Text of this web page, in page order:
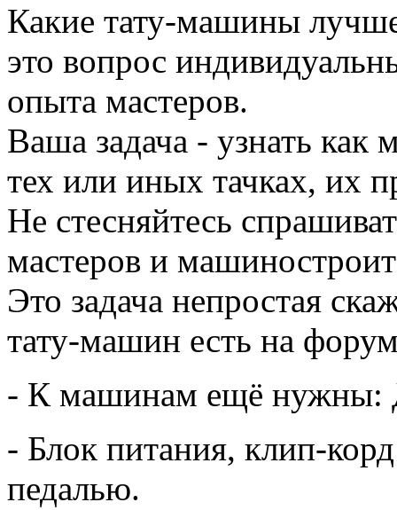
Какие тату-машины
это вопрос
опыта мастеров.
Ваша задача - узнать
тех или иных тачках, их
Не стесняйтесь
мастеров и
Это задача непростая
тату-машин есть на
- К машинам ещё нужны:
- Блок питания, клип-
педалью.